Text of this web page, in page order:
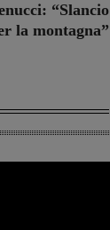
“Slancio
la montagna”